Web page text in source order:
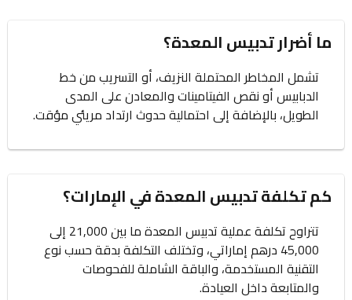
ما أضرار تدبيس المعدة؟
تشمل المخاطر المحتملة النزيف، أو التسريب من خط
الدبابيس أو نقص الفيتامينات والمعادن على المدى
الطويل، بالإضافة إلى احتمالية حدوث ارتداد مريئي مؤقت.
كم تكلفة تدبيس المعدة في الإمارات؟
تتراوح تكلفة عملية تدبيس المعدة ما بين 21,000 إلى
45,000 درهم إماراتي، وتختلف التكلفة بدقة حسب نوع
التقنية المستخدمة، والباقة الشاملة للفحوصات
والمتابعة داخل العيادة.